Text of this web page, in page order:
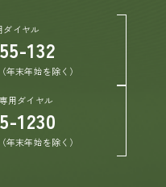
ダイヤル
132
年末年始を除く）
用ダイヤル
1230
年末年始を除く）